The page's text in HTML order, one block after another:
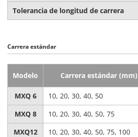
Tolerancia de longitud de carrera
Carrera estándar
Modelo Carrera estándar (mm)
MXQ 6
10, 20, 30, 40, 50
MXQ 8
10, 20, 30, 40, 50, 75
MXQ12
10, 20, 30, 40, 50, 75, 100